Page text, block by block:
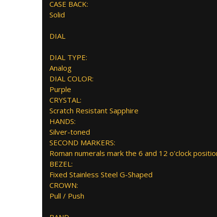
CASE BACK:
Solid
DIAL
DIAL TYPE:
Analog
DIAL COLOR:
Purple
CRYSTAL:
Scratch Resistant Sapphire
HANDS:
Silver-toned
SECOND MARKERS:
Roman numerals mark the 6 and 12 o'clock
BEZEL:
Fixed Stainless Steel G-Shaped
CROWN:
Pull / Push